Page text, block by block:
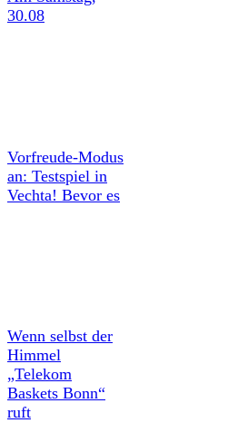
30.08
Vorfreude-Modus
an: Testspiel in
Vechta! Bevor es
Wenn selbst der
Himmel
„Telekom
Baskets Bonn“
ruft